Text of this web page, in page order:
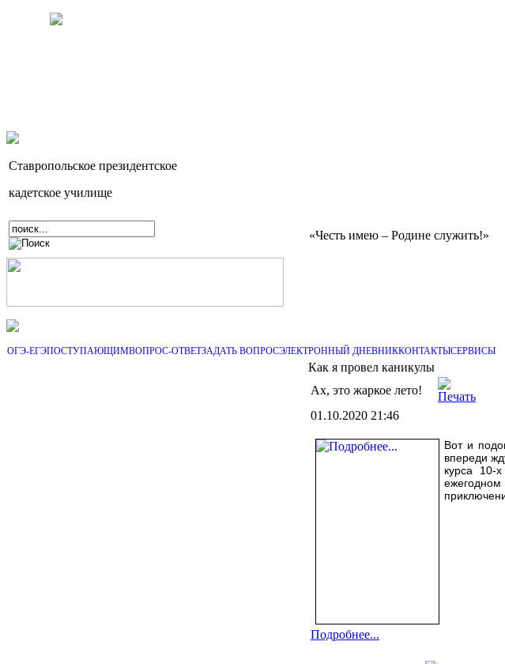
Ставропольское президентское
кадетское училище
«Честь имею – Родине служить!»
ОГЭ-ЕГЭПОСТУПАЮЩИМВОПРОС-ОТВЕТЗАДАТЬ ВОПРОСЭЛЕКТРОННЫЙ ДНЕВНИККОНТАКТЫСЕРВИСЫ
Как я провел каникулы
Ах, это жаркое лето!
01.10.2020 21:46
Вот и
впереди
курса 10-х
Подробнее...